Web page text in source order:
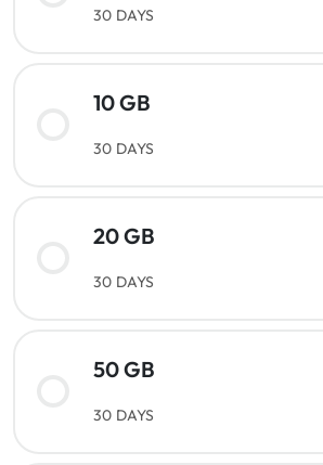
30 DAYS
10 GB
30 DAYS
20 GB
30 DAYS
50 GB
30 DAYS